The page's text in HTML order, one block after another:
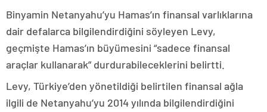
Binyamin Netanyahu’yu Hamas’ın finansal varlıklarına
dair defalarca bilgilendirdiğini söyleyen Levy,
geçmişte Hamas’ın büyümesini “sadece finansal
araçlar kullanarak” durdurabileceklerini belirtti.
Levy, Türkiye’den yönetildiği belirtilen finansal ağla
ilgili de Netanyahu’yu 2014 yılında bilgilendirdiğini